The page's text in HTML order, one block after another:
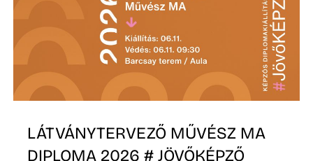
LÁTVÁNYTERVEZŐ MŰVÉSZ MA
DIPLOMA 2026 # JÖVŐKÉPZŐ